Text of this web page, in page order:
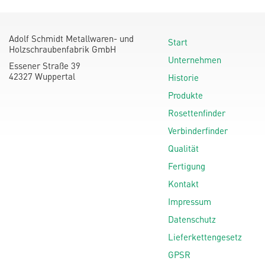
Adolf Schmidt Metallwaren- und
Holzschraubenfabrik GmbH
Essener Straße 39
42327 Wuppertal
Start
Unternehmen
Historie
Produkte
Rosettenfinder
Verbinderfinder
Qualität
Fertigung
Kontakt
Impressum
Datenschutz
Lieferkettengesetz
GPSR